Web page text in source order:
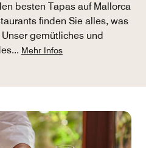
besten Tapas auf Mallorca
finden Sie alles, was
gemütliches und
... Mehr Infos